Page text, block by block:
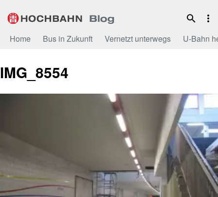
Inhalt
Home Bus in Zukunft Vernetzt unterwegs U-Bahn
IMG_8554